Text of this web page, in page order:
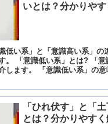
いとは？分かりや
低い系」と「意識高い系」の
。 「意識低い系」とは? 「意
します。 「意識低い系」の
「ひれ伏す」と「
とは？分かりやす